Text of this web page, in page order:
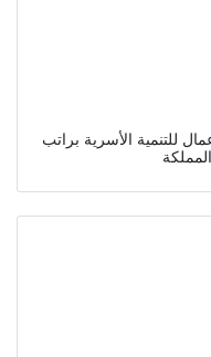
للتنمية الأسرية براتب